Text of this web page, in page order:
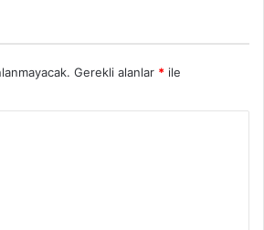
Gerekli alanlar * ile